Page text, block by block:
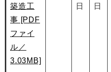
築造工
事 [PDF
ファイ
ル／
3.03MB]
日
日